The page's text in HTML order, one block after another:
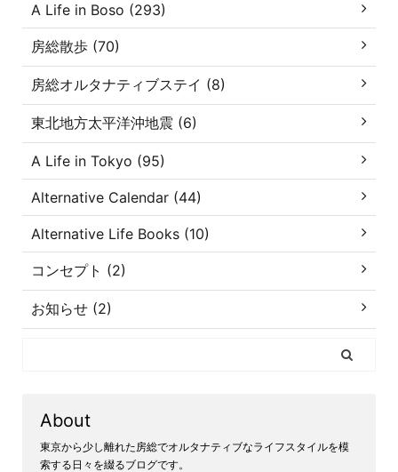
A Life in Boso (293)
房総散歩 (70)
房総オルタナティブステイ (8)
東北地方太平洋沖地震 (6)
A Life in Tokyo (95)
Alternative Calendar (44)
Alternative Life Books (10)
コンセプト (2)
お知らせ (2)
About
東京から少し離れた房総でオルタナティブなライフスタイルを模
索する日々を綴るブログです。